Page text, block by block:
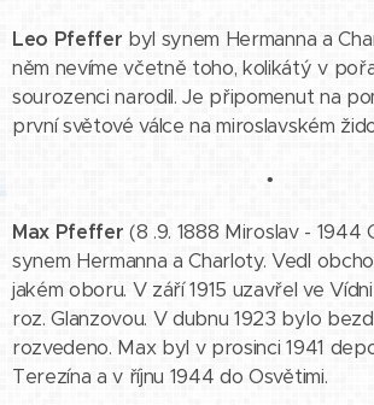
Leo Pfeffer byl synem Hermanna a
něm nevíme včetně toho, kolikátý v
sourozenci narodil. Je připomenut na
první světové válce na miroslavském
•
Max Pfeffer (8 .9. 1888 Miroslav - 1944
synem Hermanna a Charloty. Vedl
jakém oboru. V září 1915 uzavřel ve
roz. Glanzovou. V dubnu 1923 bylo
rozvedeno. Max byl v prosinci 1941
Terezína a v říjnu 1944 do Osvětimi.